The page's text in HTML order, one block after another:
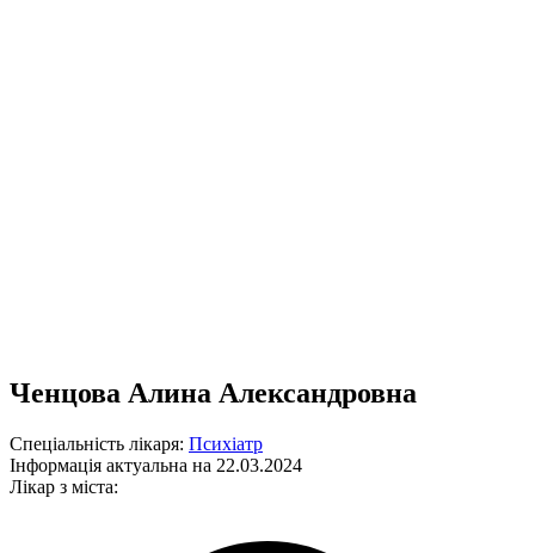
Ченцова Алина Александровна
Спеціальність лікаря: Психіатр
Інформація актуальна на 22.03.2024
Лікар з міста: